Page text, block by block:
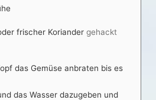
frischer Koriander gehackt
das Gemüse anbraten bis es
das Wasser dazugeben und